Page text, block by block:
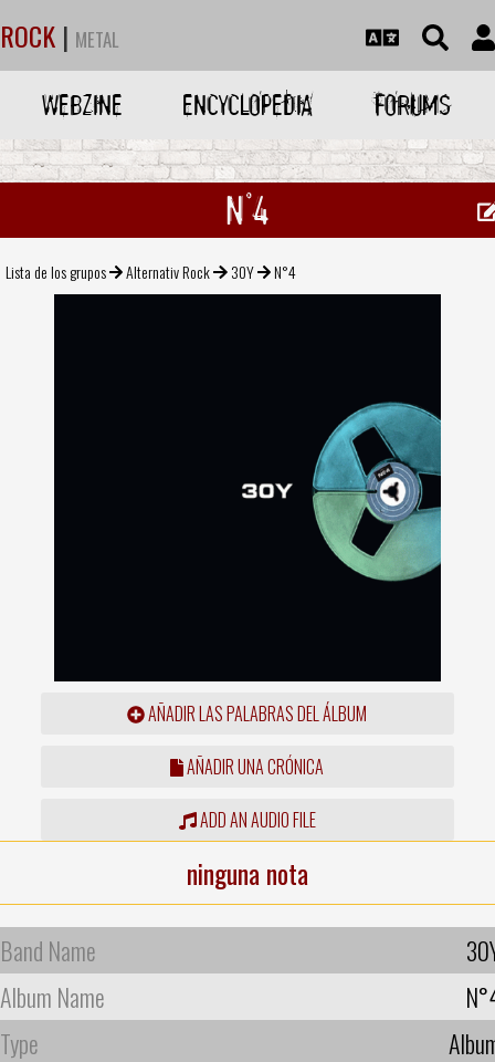
ROCK | METAL
WEBZINE ENCYCLOPEDIA FORUMS
N°4
Lista de los grupos Alternativ Rock 30Y N°4
AÑADIR LAS PALABRAS DEL ÁLBUM
AÑADIR UNA CRÓNICA
ADD AN AUDIO FILE
ninguna nota
Band Name
Album Name
Type